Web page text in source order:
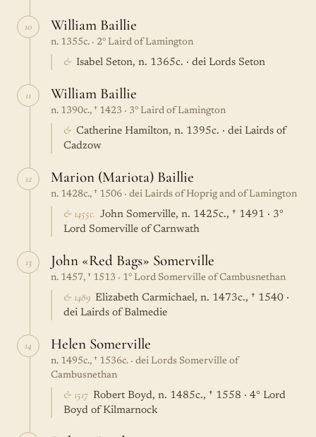
10 William Baillie
n. 1355c. · 2° Laird of Lamington
& Isabel Seton, n. 1365c. · dei Lords Seton
11 William Baillie
n. 1390c., † 1423 · 3° Laird of Lamington
& Catherine Hamilton, n. 1395c. · dei Lairds of
Cadzow
12 Marion (Mariota) Baillie
n. 1428c., † 1506 · dei Lairds of Hoprig and of Lamington
& 1455c. John Somerville, n. 1425c., † 1491 · 3°
Lord Somerville of Carnwath
13 John «Red Bags» Somerville
n. 1457, † 1513 · 1° Lord Somerville of Cambusnethan
& 1489 Elizabeth Carmichael, n. 1473c., † 1540 ·
dei Lairds of Balmedie
14 Helen Somerville
n. 1495c., † 1536c. · dei Lords Somerville of
Cambusnethan
& 1517 Robert Boyd, n. 1485c., † 1558 · 4° Lord
Boyd of Kilmarnock